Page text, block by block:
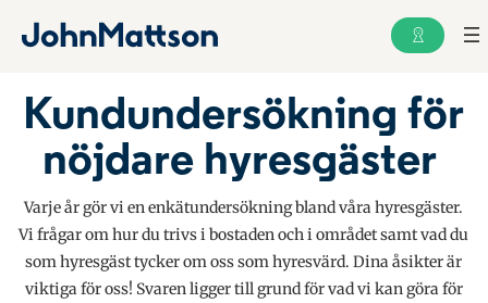
Kundundersökning för
nöjdare hyresgäster
Varje år gör vi en enkätundersökning bland våra hyresgäster.
Vi frågar om hur du trivs i bostaden och i området samt vad du
som hyresgäst tycker om oss som hyresvärd. Dina åsikter är
viktiga för oss! Svaren ligger till grund för vad vi kan göra för